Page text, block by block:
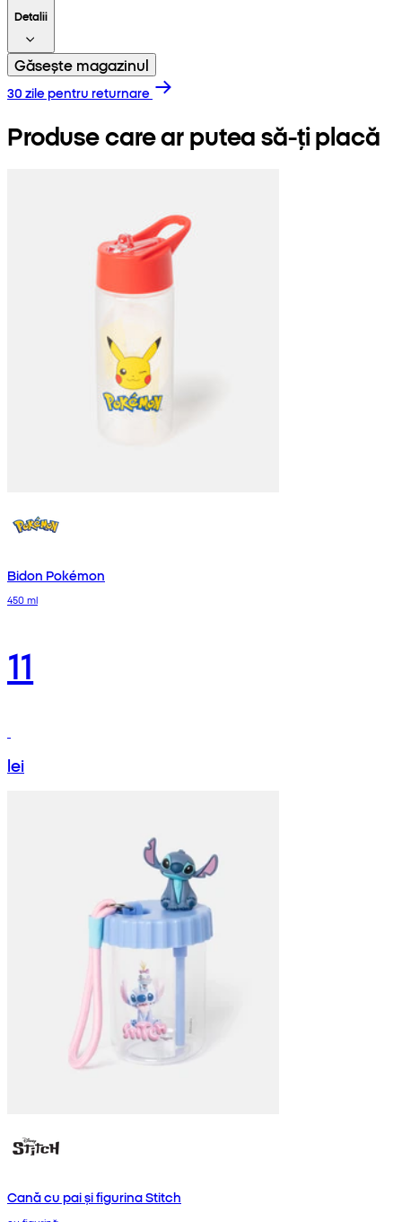
Detalii
Găsește magazinul
30 zile pentru returnare
Produse care ar putea să-ți placă
Bidon Pokémon
450 ml
11
lei
Cană cu pai și figurina Stitch